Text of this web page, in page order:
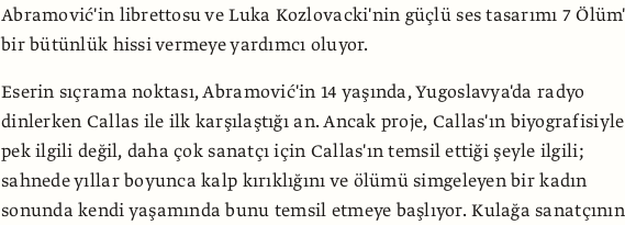
Abramović'in librettosu ve Luka Kozlovacki'nin güçlü ses tasarımı 7
bir bütünlük hissi vermeye yardımcı oluyor.
Eserin sıçrama noktası, Abramović'in 14 yaşında, Yugoslavya'da radyo
dinlerken Callas ile ilk karşılaştığı an. Ancak proje, Callas'ın biyografisiyle
pek ilgili değil, daha çok sanatçı için Callas'ın temsil ettiği şeyle ilgili;
sahnede yıllar boyunca kalp kırıklığını ve ölümü simgeleyen bir kadın
sonunda kendi yaşamında bunu temsil etmeye başlıyor. Kulağa sanatçının